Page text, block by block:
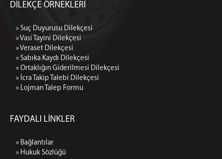
DİLEKÇE ÖRNEKLERİ
» Suç Duyurusu Dilekçesi
» Vasi Tayini Dilekçesi
» Veraset Dilekçesi
» Sabıka Kaydı Dilekçesi
» Ortaklığın Giderilmesi Dilekçesi
» İcra Takip Talebi Dilekçesi
» Lojman Talep Formu
FAYDALI LİNKLER
» Bağlantılar
» Hukuk Sözlüğü